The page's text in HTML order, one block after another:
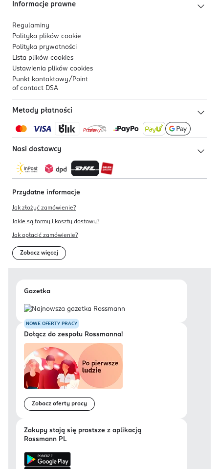
Informacje prawne
Regulaminy
Polityka plików cookie
Polityka prywatności
Lista plików cookies
Ustawienia plików cookies
Punkt kontaktowy/ Point
of contact DSA
Metody płatności
Nasi dostawcy
Przydatne informacje
Jak złożyć zamówienie?
Jakie są formy i koszty dostawy?
Jak opłacić zamówienie?
Zobacz więcej
Gazetka
NOWE OFERTY PRACY
Dołącz do zespołu Rossmanna!
Zobacz oferty pracy
Zakupy stają się prostsze z aplikacją
Rossmann PL